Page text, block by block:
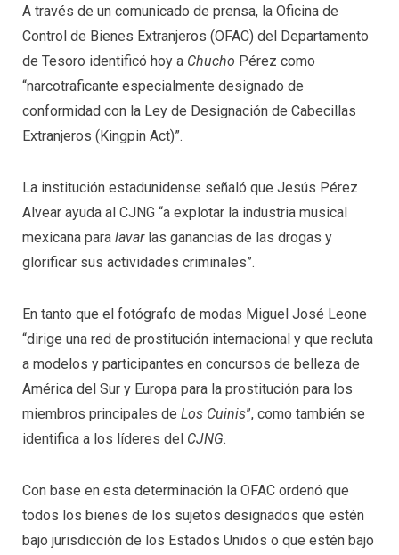
A través de un comunicado de prensa, la Oficina de
Control de Bienes Extranjeros (OFAC) del Departamento
de Tesoro identificó hoy a Chucho Pérez como
“narcotraficante especialmente designado de
conformidad con la Ley de Designación de Cabecillas
Extranjeros (Kingpin Act)”.
La institución estadunidense señaló que Jesús Pérez
Alvear ayuda al CJNG “a explotar la industria musical
mexicana para lavarlas ganancias de las drogas y
glorificar sus actividades criminales”.
En tanto que el fotógrafo de modas Miguel José Leone
“dirige una red de prostitución internacional y que recluta
a modelos y participantes en concursos de belleza de
América del Sur y Europa para la prostitución para los
miembros principales de Los Cuinis”, como también se
identifica a los líderes del CJNG.
Con base en esta determinación la OFAC ordenó que
todos los bienes de los sujetos designados que estén
bajo jurisdicción de los Estados Unidos o que estén bajo